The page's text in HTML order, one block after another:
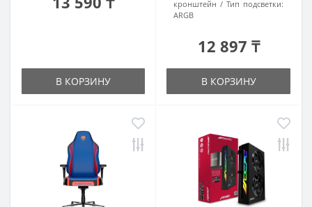
В КОРЗИНУ
кронштейн
Тип подсветки:
ARGB
12 897 ₸
В КОРЗИНУ